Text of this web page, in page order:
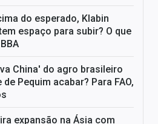
do esperado, Klabin
espaço para subir? O que
China' do agro brasileiro
Pequim acabar? Para FAO,
expansão na Ásia com